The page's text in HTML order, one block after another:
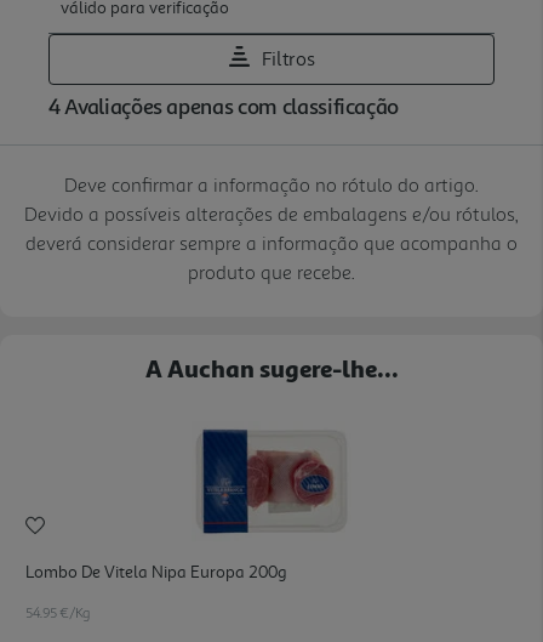
Deve confirmar a informação no rótulo do artigo.
Devido a possíveis alterações de embalagens e/ou rótulos,
deverá considerar sempre a informação que acompanha o
produto que recebe.
A Auchan sugere-lhe...
Lombo De Vitela Nipa Europa 200g
54.95 €/Kg